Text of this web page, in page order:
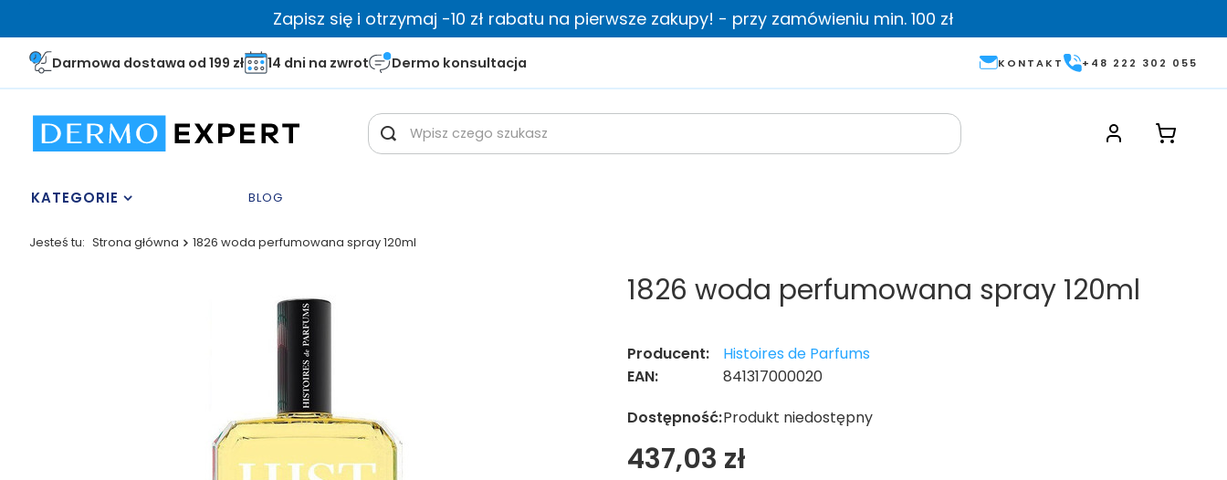
Zapisz się i otrzymaj -10 zł rabatu na pierwsze zakupy! - przy zamówieniu min. 100 zł
Darmowa dostawa od 199 zł 14 dni na zwrot Dermo konsultacja KONTAKT +48 222 302 055
KATEGORIE BLOG
Jesteś tu: Strona główna 1826 woda perfumowana spray 120ml
1826 woda perfumowana spray 120ml
Producent:
Histoires de Parfums
EAN:
841317000020
Dostępność:Produkt niedostępny
437,03 zł